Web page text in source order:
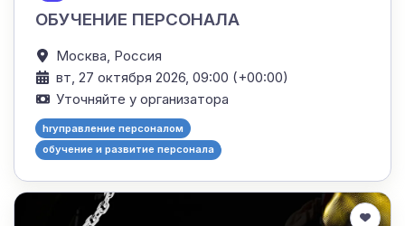
ОБУЧЕНИЕ ПЕРСОНАЛА
Москва, Россия
вт, 27 октября 2026, 09:00 (+00:00)
Уточняйте у организатора
hrуправление персоналом
обучение и развитие персонала